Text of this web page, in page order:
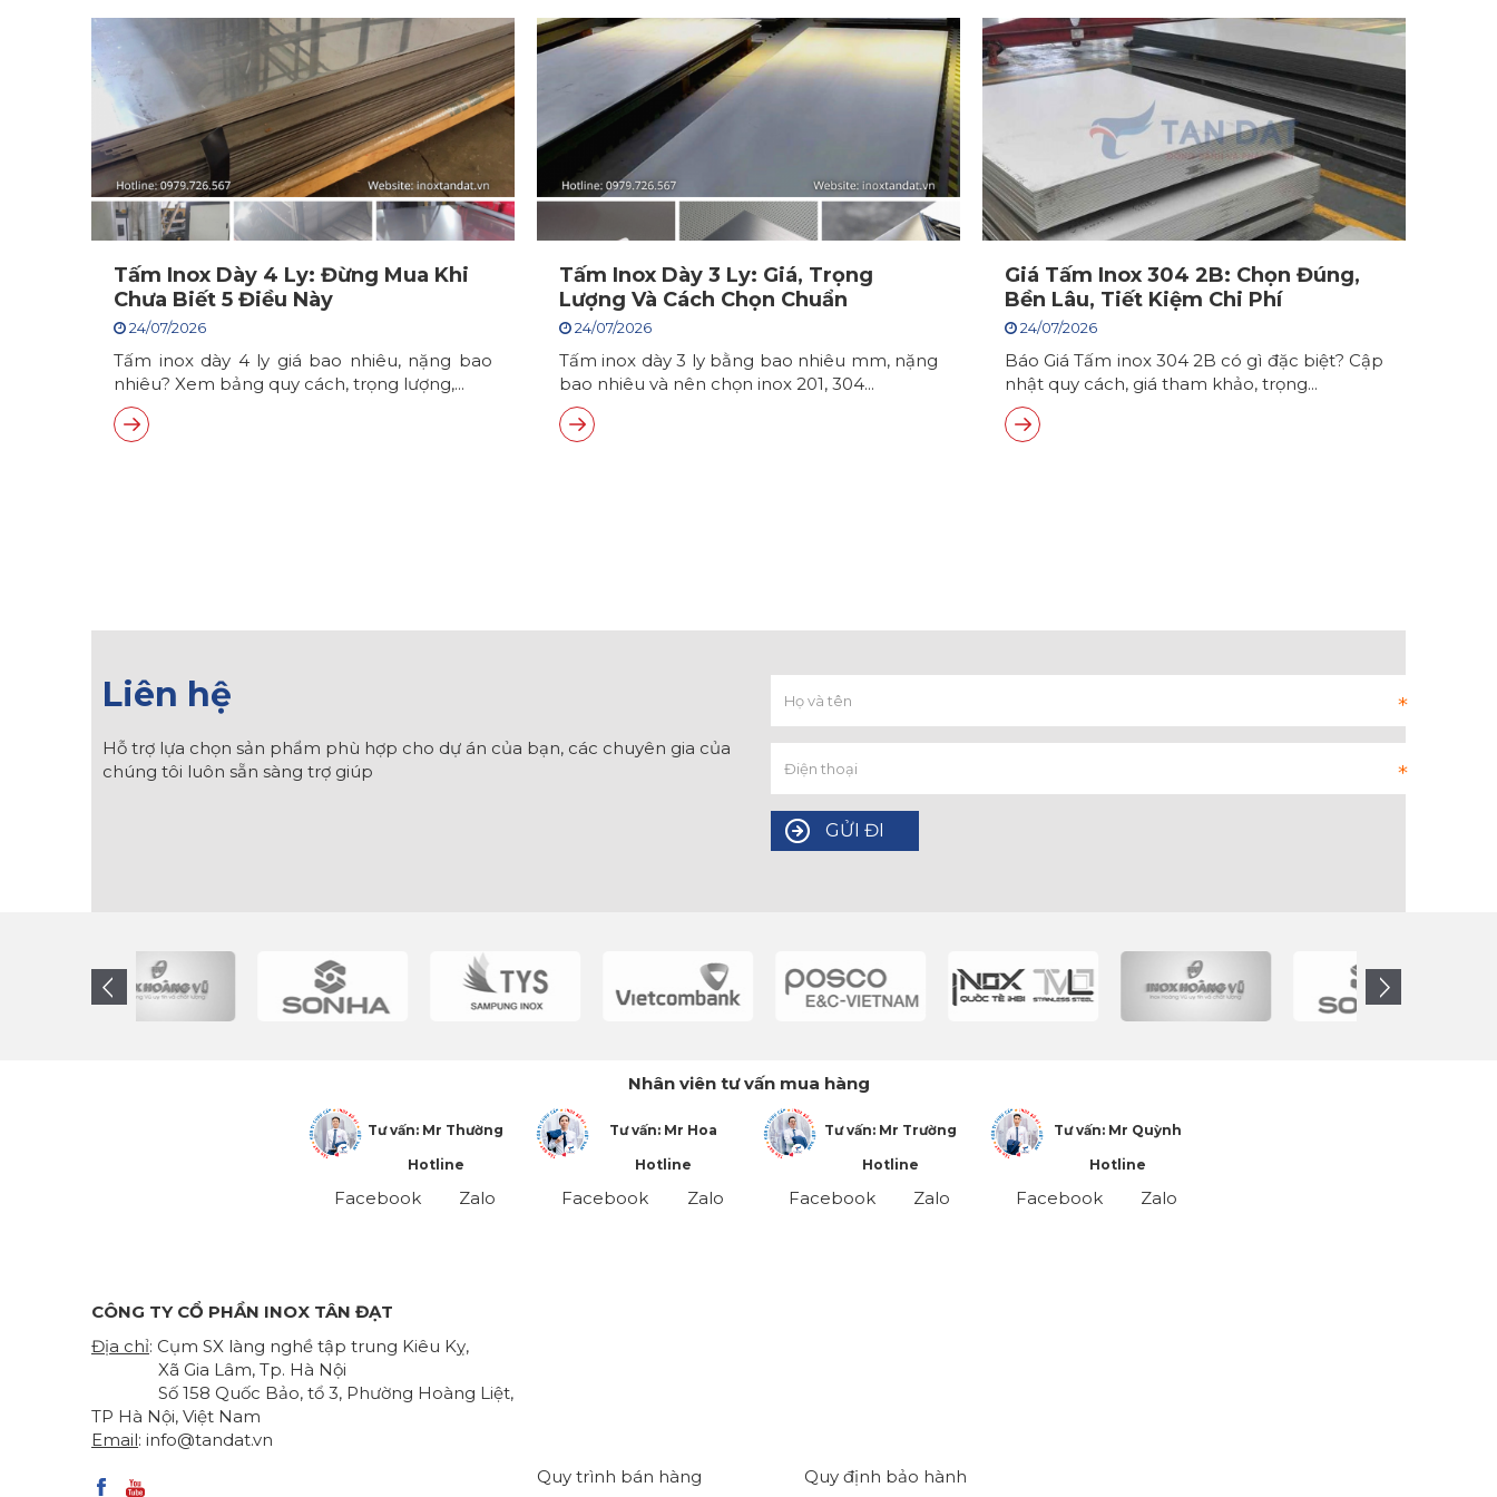
Tấm Inox Dày 4 Ly: Đừng Mua Khi
Chưa Biết 5 Điều Này
24/07/2026
Tấm inox dày 4 ly giá bao nhiêu, nặng bao
nhiêu? Xem bảng quy cách, trọng lượng,...
Tấm Inox Dày 3 Ly: Giá, Trọng
Lượng Và Cách Chọn Chuẩn
24/07/2026
Tấm inox dày 3 ly bằng bao nhiêu mm, nặng
bao nhiêu và nên chọn inox 201, 304...
Giá Tấm Inox 304 2B: Chọn Đúng,
Bền Lâu, Tiết Kiệm Chi Phí
24/07/2026
Báo Giá Tấm inox 304 2B có gì đặc biệt? Cập
nhật quy cách, giá tham khảo, trọng...
Liên hệ
Hỗ trợ lựa chọn sản phẩm phù hợp cho dự án của bạn, các chuyên gia của
chúng tôi luôn sẵn sàng trợ giúp
Nhân viên tư vấn mua hàng
Tư vấn: Mr Thường
Hotline
Facebook Zalo
Tư vấn: Mr Hoa
Hotline
Facebook Zalo
Tư vấn: Mr Trường
Hotline
Facebook Zalo
Tư vấn: Mr Quỳnh
Hotline
Facebook Zalo
CÔNG TY CỔ PHẦN INOX TÂN ĐẠT
Địa chỉ: Cụm SX làng nghề tập trung Kiêu Kỵ,
Xã Gia Lâm, Tp. Hà Nội
Số 158 Quốc Bảo, tổ 3, Phường Hoàng Liệt,
TP Hà Nội, Việt Nam
Email: info@tandat.vn
Quy trình bán hàng
Quy định bảo hành